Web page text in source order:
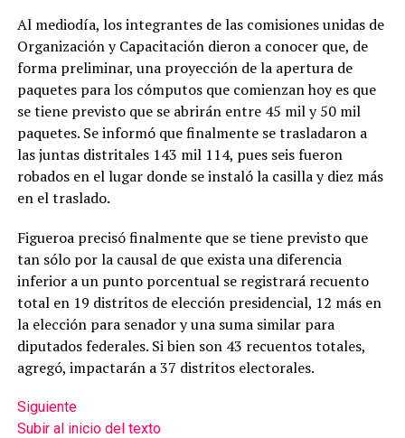
Al mediodía, los integrantes de las comisiones unidas de
Organización y Capacitación dieron a conocer que, de
forma preliminar, una proyección de la apertura de
paquetes para los cómputos que comienzan hoy es que
se tiene previsto que se abrirán entre 45 mil y 50 mil
paquetes. Se informó que finalmente se trasladaron a
las juntas distritales 143 mil 114, pues seis fueron
robados en el lugar donde se instaló la casilla y diez más
en el traslado.
Figueroa precisó finalmente que se tiene previsto que
tan sólo por la causal de que exista una diferencia
inferior a un punto porcentual se registrará recuento
total en 19 distritos de elección presidencial, 12 más en
la elección para senador y una suma similar para
diputados federales. Si bien son 43 recuentos totales,
agregó, impactarán a 37 distritos electorales.
Siguiente
Subir al inicio del texto